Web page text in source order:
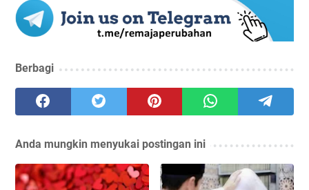
Berbagi
Anda mungkin menyukai postingan ini